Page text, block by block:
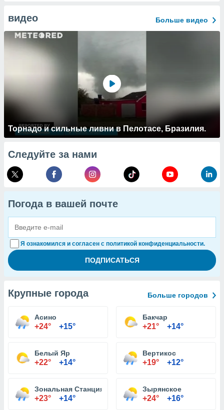
видео Больше видео
Торнадо и сильные ливни в Пелотасе, Бразилия.
Следуйте за нами
Погода в вашей почте
Я ознакомился и согласен с политикой конфиденциальности.
Крупные города Больше городов
Асино
+24° +15°
Бакчар
+21° +14°
Белый Яр
+22° +14°
Вертикос
+19° +12°
Зональная Станция
+23° +14°
Зырянское
+24° +16°